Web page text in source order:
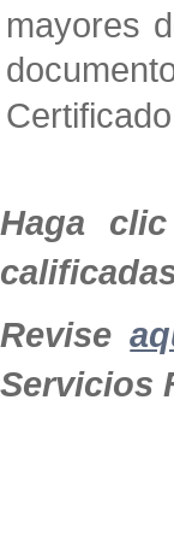
mayores
Haga clic
Revise
Servicios